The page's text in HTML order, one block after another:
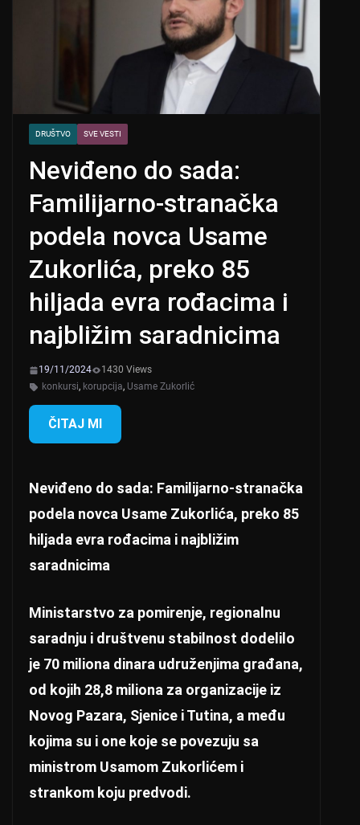
DRUŠTVO SVE VESTI
Neviđeno do sada:
Familijarno-stranačka
podela novca Usame
Zukorlića, preko 85
hiljada evra rođacima i
najbližim saradnicima
19/11/2024
1430 Views
konkursi, korupcija, Usame Zukorlić
ČITAJ MI
Neviđeno do sada: Familijarno-stranačka
podela novca Usame Zukorlića, preko 85
hiljada evra rođacima i najbližim
saradnicima
Ministarstvo za pomirenje, regionalnu
saradnju i društvenu stabilnost dodelilo
je 70 miliona dinara udruženjima građana,
od kojih 28,8 miliona za organizacije iz
Novog Pazara, Sjenice i Tutina, a među
kojima su i one koje se povezuju sa
ministrom Usamom Zukorlićem i
strankom koju predvodi.